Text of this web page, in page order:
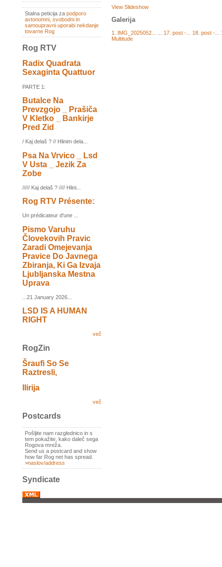
Stalna peticija za podporo
avtonomni, svobodni in
samoupravni uporabi nekdanje
tovarne Rog
Rog RTV
Radix Quadrata
Sexaginta Quattuor
PARTE 1:
Butalce Na
Prevzgojo _ Prašiča
V Kletko _ Bankirje
Pred Zid
/ Kaj delaš ? // Hlinim dela...
Psa Na Vrvico _ Lsd
V Usta _ Jezik Za
Zobe
///// Kaj delaš ? //// Hlini...
Rog RTV Présente:
Un prédicateur d'une ...
Pismo Varuhu
Človekovih Pravic
Zaradi Omejevanja
Pravice Do Javnega
Zbiranja, Ki Ga Izvaja
Ljubljanska Mestna
Uprava
...21 January 2026...
LSD IS A HUMAN
RIGHT
več
RogZin
Šraufi So Se
Raztresli,
Ilirija
več
Postcards
Pošljite nam razglednico in s
tem pokažite, kako daleč sega
Rogova mreža.
Send us a postcard and show
how far Rog net has spread.
>naslov/address
Syndicate
View Slideshow
Galerija
1. IMG_2025052... 17. post -... 18. post -...
Multitude